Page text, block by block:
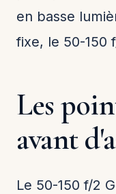
en basse
fixe, le 50-150
Les
avant
Le 50-150 f/2